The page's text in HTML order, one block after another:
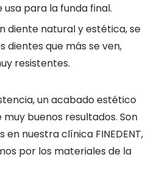
usa para la funda final.
diente natural y estética, se
dientes que más se ven,
resistentes.
un acabado estético
buenos resultados. Son
en nuestra clínica FINEDENT,
por los materiales de la